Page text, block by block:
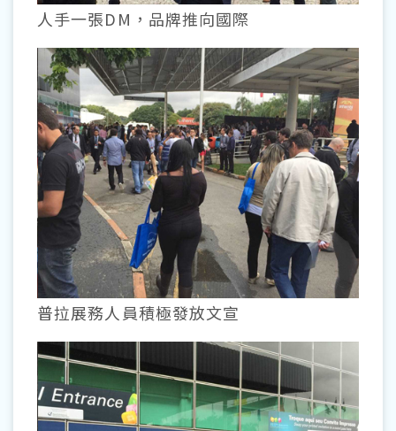
人手一張DM，品牌推向國際
普拉展務人員積極發放文宣